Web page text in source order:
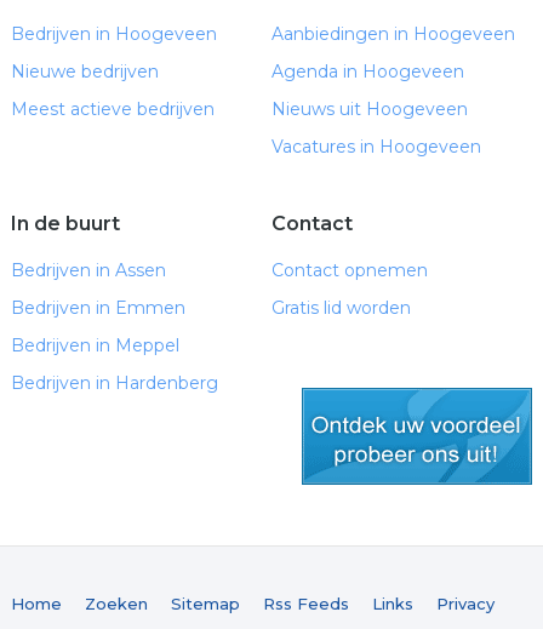
Bedrijven in Hoogeveen
Nieuwe bedrijven
Meest actieve bedrijven
Aanbiedingen in Hoogeveen
Agenda in Hoogeveen
Nieuws uit Hoogeveen
Vacatures in Hoogeveen
In de buurt
Bedrijven in Assen
Bedrijven in Emmen
Bedrijven in Meppel
Bedrijven in Hardenberg
Contact
Contact opnemen
Gratis lid worden
Home Zoeken Sitemap Rss Feeds Links Privacy